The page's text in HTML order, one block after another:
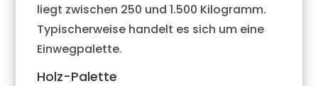
liegt zwischen 250 und 1.500 Kilogramm.
Typischerweise handelt es sich um eine
Einwegpalette.
Holz-Palette